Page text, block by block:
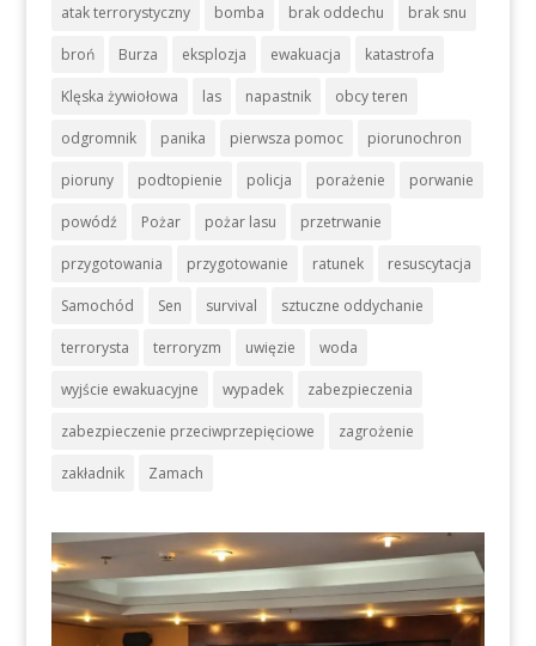
atak terrorystyczny bomba brak oddechu brak snu
broń Burza eksplozja ewakuacja katastrofa
Klęska żywiołowa las napastnik obcy teren
odgromnik panika pierwsza pomoc piorunochron
pioruny podtopienie policja porażenie porwanie
powódź Pożar pożar lasu przetrwanie
przygotowania przygotowanie ratunek resuscytacja
Samochód Sen survival sztuczne oddychanie
terrorysta terroryzm uwięzie woda
wyjście ewakuacyjne wypadek zabezpieczenia
zabezpieczenie przeciwprzepięciowe zagrożenie
zakładnik Zamach